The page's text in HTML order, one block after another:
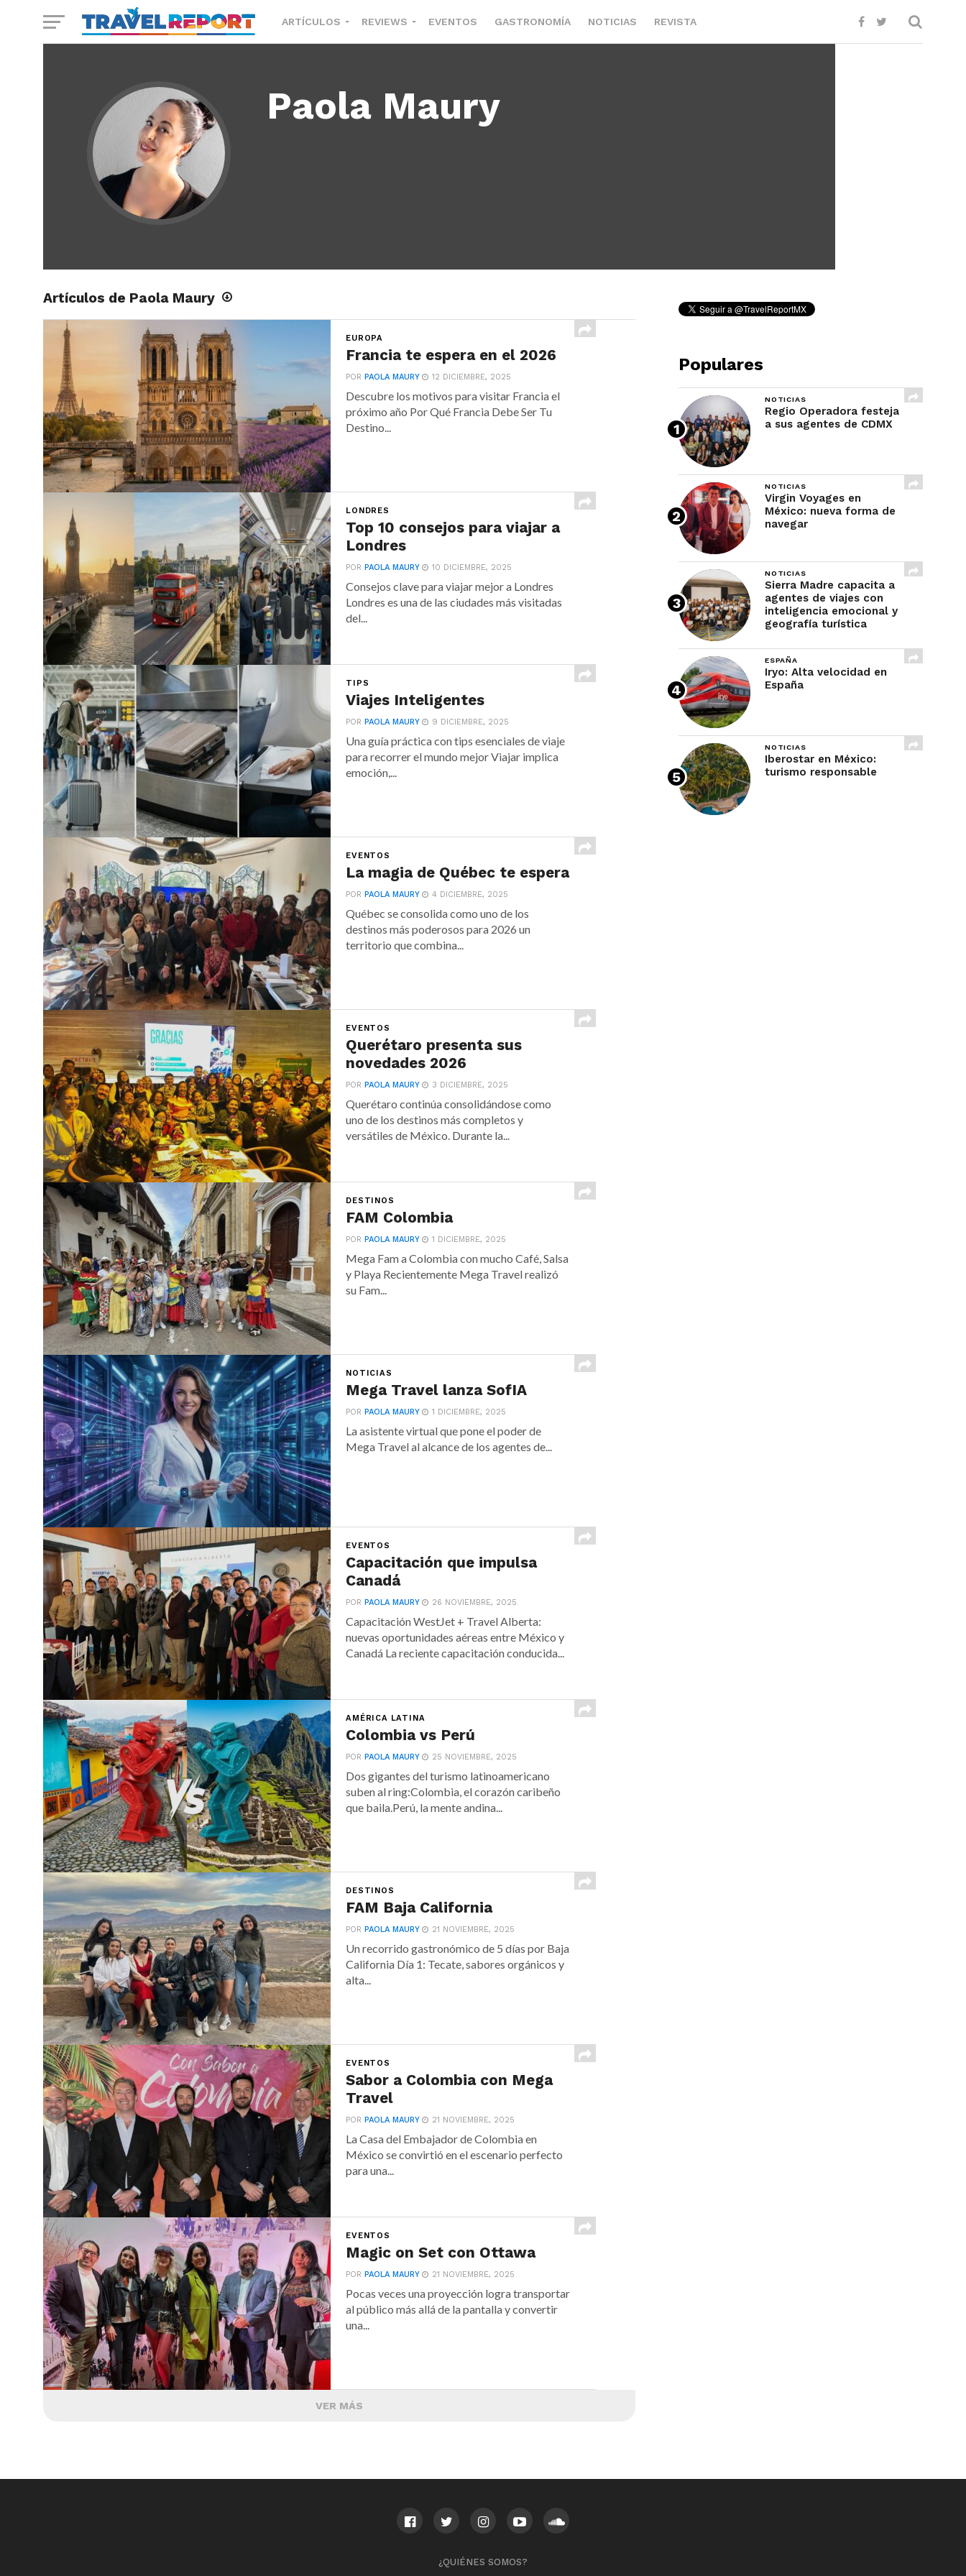
ARTÍCULOS REVIEWS EVENTOS GASTRONOMÍA NOTICIAS REVISTA
Paola Maury
Artículos de Paola Maury
EUROPA
Francia te espera en el 2026
PORPAOLA MAURY 12 DICIEMBRE, 2025
Descubre los motivos para visitar Francia el
próximo año Por Qué Francia Debe Ser Tu
Destino...
LONDRES
Top 10 consejos para viajar a
Londres
PORPAOLA MAURY 10 DICIEMBRE, 2025
Consejos clave para viajar mejor a Londres
Londres es una de las ciudades más visitadas
del...
TIPS
Viajes Inteligentes
PORPAOLA MAURY 9 DICIEMBRE, 2025
Una guía práctica con tips esenciales de viaje
para recorrer el mundo mejor Viajar implica
emoción,...
EVENTOS
La magia de Québec te espera
PORPAOLA MAURY 4 DICIEMBRE, 2025
Québec se consolida como uno de los
destinos más poderosos para 2026 un
territorio que combina...
EVENTOS
Querétaro presenta sus
novedades 2026
PORPAOLA MAURY 3 DICIEMBRE, 2025
Querétaro continúa consolidándose como
uno de los destinos más completos y
versátiles de México. Durante la...
DESTINOS
FAM Colombia
PORPAOLA MAURY 1 DICIEMBRE, 2025
Mega Fam a Colombia con mucho Café, Salsa
y Playa Recientemente Mega Travel realizó
su Fam...
NOTICIAS
Mega Travel lanza SofIA
PORPAOLA MAURY 1 DICIEMBRE, 2025
La asistente virtual que pone el poder de
Mega Travel al alcance de los agentes de...
EVENTOS
Capacitación que impulsa
Canadá
PORPAOLA MAURY 26 NOVIEMBRE, 2025
Capacitación WestJet + Travel Alberta:
nuevas oportunidades aéreas entre México y
Canadá La reciente capacitación conducida...
AMÉRICA LATINA
Colombia vs Perú
PORPAOLA MAURY 25 NOVIEMBRE, 2025
Dos gigantes del turismo latinoamericano
suben al ring:Colombia, el corazón caribeño
que baila.Perú, la mente andina...
DESTINOS
FAM Baja California
PORPAOLA MAURY 21 NOVIEMBRE, 2025
Un recorrido gastronómico de 5 días por Baja
California Día 1: Tecate, sabores orgánicos y
alta...
EVENTOS
Sabor a Colombia con Mega
Travel
PORPAOLA MAURY 21 NOVIEMBRE, 2025
La Casa del Embajador de Colombia en
México se convirtió en el escenario perfecto
para una...
EVENTOS
Magic on Set con Ottawa
PORPAOLA MAURY 21 NOVIEMBRE, 2025
Pocas veces una proyección logra transportar
al público más allá de la pantalla y convertir
una...
VER MÁS
Populares
NOTICIAS
Regio Operadora festeja
a sus agentes de CDMX
NOTICIAS
Virgin Voyages en
México: nueva forma de
navegar
NOTICIAS
Sierra Madre capacita a
agentes de viajes con
inteligencia emocional y
geografía turística
ESPAÑA
Iryo: Alta velocidad en
España
NOTICIAS
Iberostar en México:
turismo responsable
¿QUIÉNES SOMOS?